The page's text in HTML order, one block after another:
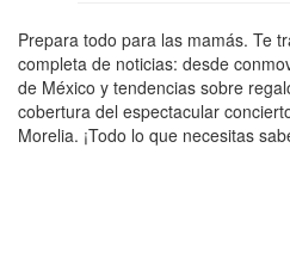
Prepara todo para las mamás. Te
completa de noticias: desde
de México y tendencias sobre
cobertura del espectacular
Morelia. ¡Todo lo que necesitas